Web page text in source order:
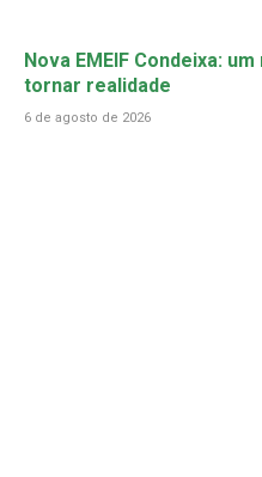
Nova EMEIF Condeixa:
tornar realidade
6 de agosto de 2026